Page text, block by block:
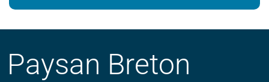
Paysan Breton